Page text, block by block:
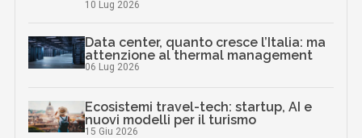
10 Lug 2026
Data center, quanto cresce l’Italia: ma
attenzione al thermal management
06 Lug 2026
Ecosistemi travel-tech: startup, AI e
nuovi modelli per il turismo
15 Giu 2026